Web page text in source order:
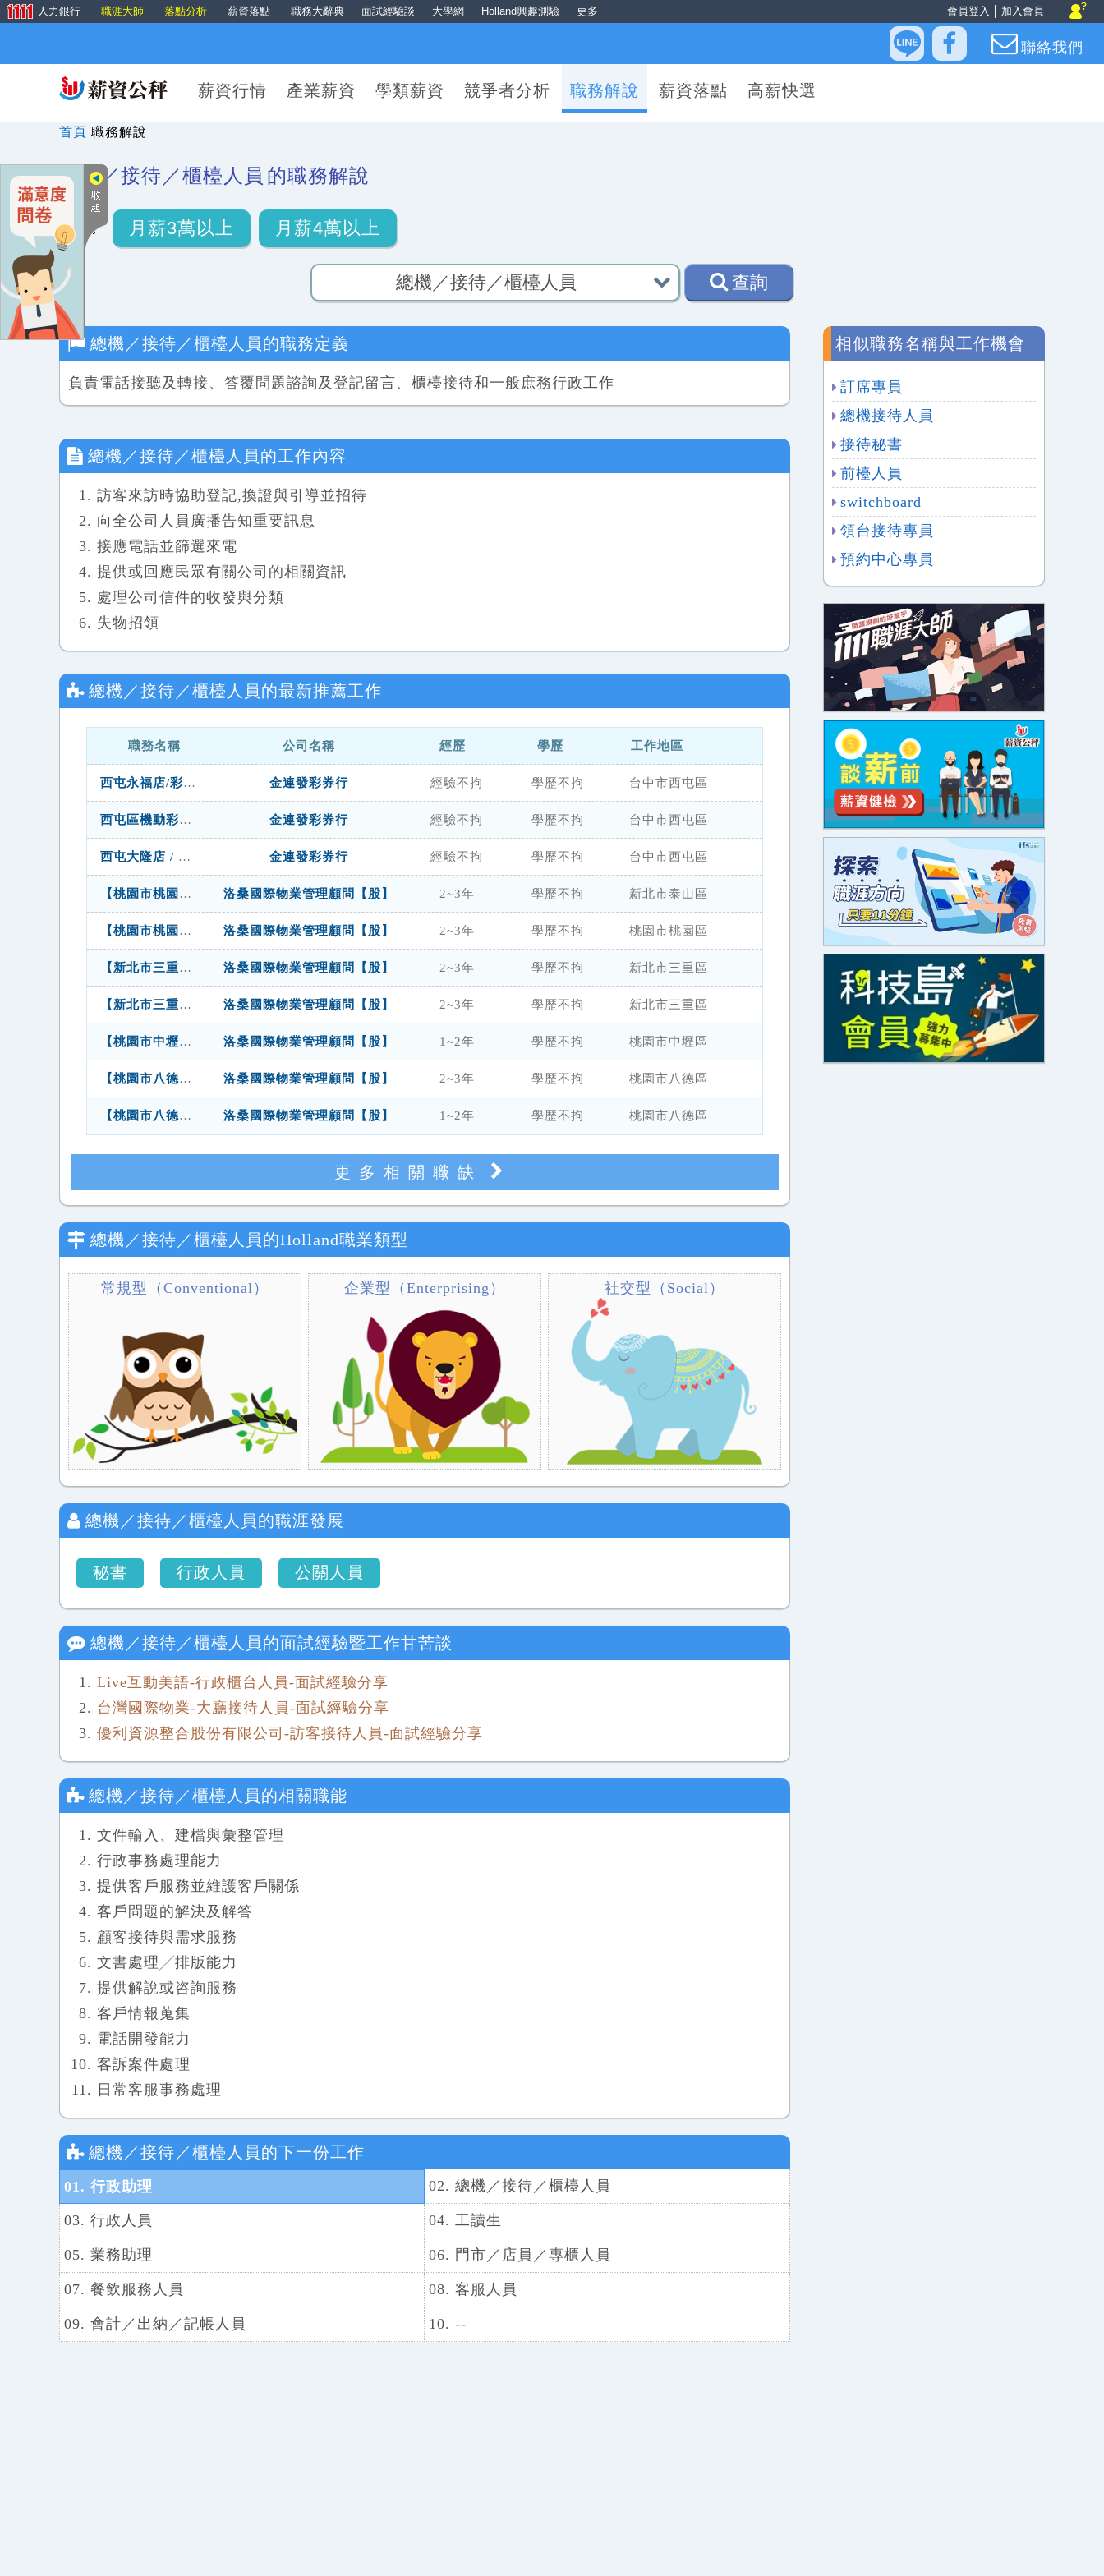
會員登入 加入會員
人力銀行 職涯大師 落點分析 薪資落點 職務大辭典 面試經驗談 大學網 Holland興趣測驗 更多
聯絡我們
薪資行情 產業薪資 學類薪資 競爭者分析 職務解說 薪資落點 高薪快選
首頁 職務解說
總機／接待／櫃檯人員 的職務解說
月薪3萬以上 月薪4萬以上
查詢
總機／接待／櫃檯人員 的職務定義
負責電話接聽及轉接、答覆問題諮詢及登記留言、櫃檯接待和一般庶務行政工作
總機／接待／櫃檯人員 的工作內容
訪客來訪時協助登記,換證與引導並招待
向全公司人員廣播告知重要訊息
接應電話並篩選來電
提供或回應民眾有關公司的相關資訊
處理公司信件的收發與分類
失物招領
總機／接待／櫃檯人員 的最新推薦工作
職務名稱 公司名稱 經歷 學歷 工作地區
西屯永福店/彩券晚班 33000起 金連發彩券行 經驗不拘 學歷不拘 台中市西屯區
西屯區機動彩券早晚輪班薪34000 金連發彩券行 經驗不拘 學歷不拘 台中市西屯區
西屯大隆店 / 彩券晚班 33000起 金連發彩券行 經驗不拘 學歷不拘 台中市西屯區
【桃園市桃園區高級社區】日班機動櫃台接待客服人員 月休10天 洛桑國際物業管理顧問【股】 2~3年 學歷不拘 新北市泰山區
【桃園市桃園區高級社區】夜班機動櫃台接待客服人員 月休10天 洛桑國際物業管理顧問【股】 2~3年 學歷不拘 桃園市桃園區
【新北市三重區高級社區】夜班機動櫃台接待客服人員 月休10天 洛桑國際物業管理顧問【股】 2~3年 學歷不拘 新北市三重區
【新北市三重區高級社區】日班機動櫃台接待客服人員 月休10天 洛桑國際物業管理顧問【股】 2~3年 學歷不拘 新北市三重區
【桃園市中壢區高級社區】日班機動櫃台接待客服人員 月休10天 洛桑國際物業管理顧問【股】 1~2年 學歷不拘 桃園市中壢區
【桃園市八德區高級社區】日班櫃台接待客服人員 月休10天 洛桑國際物業管理顧問【股】 2~3年 學歷不拘 桃園市八德區
【桃園市八德區高級社區】夜班櫃台接待客服人員 月休10天 洛桑國際物業管理顧問【股】 1~2年 學歷不拘 桃園市八德區
更多相關職缺
總機／接待／櫃檯人員 的Holland職業類型
常規型（Conventional） 企業型（Enterprising） 社交型（Social）
總機／接待／櫃檯人員 的職涯發展
秘書 行政人員 公關人員
總機／接待／櫃檯人員 的面試經驗暨工作甘苦談
Live互動美語-行政櫃台人員-面試經驗分享
台灣國際物業-大廳接待人員-面試經驗分享
優利資源整合股份有限公司-訪客接待人員-面試經驗分享
總機／接待／櫃檯人員 的相關職能
文件輸入、建檔與彙整管理
行政事務處理能力
提供客戶服務並維護客戶關係
客戶問題的解決及解答
顧客接待與需求服務
文書處理╱排版能力
提供解說或咨詢服務
客戶情報蒐集
電話開發能力
客訴案件處理
日常客服事務處理
總機／接待／櫃檯人員 的下一份工作
01. 行政助理 02. 總機／接待／櫃檯人員
03. 行政人員 04. 工讀生
05. 業務助理 06. 門市／店員／專櫃人員
07. 餐飲服務人員 08. 客服人員
09. 會計／出納／記帳人員 10. --
相似職務名稱與工作機會
訂席專員
總機接待人員
接待秘書
前檯人員
switchboard
領台接待專員
預約中心專員